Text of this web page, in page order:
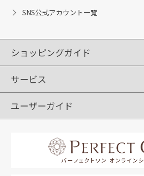
SNS公式アカウント一覧
ショッピングガイド
ショッピングガイド
ご注文方法
送料・配送
クーポンご利用方法
サービス
定期購入
ポイントサービス
お知らせメール
ユーザーガイド